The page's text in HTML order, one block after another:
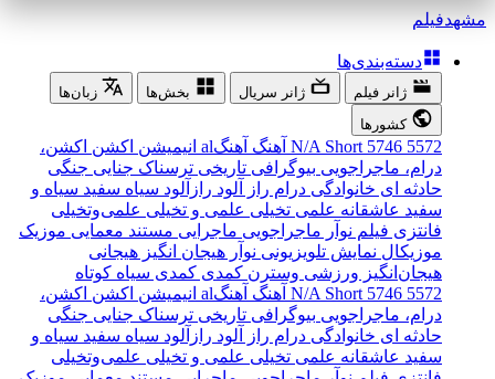
مشهدفیلم
دسته‌بندی‌ها
ژانر فیلم ژانر سریال بخش‌ها
زبان‌ها
کشورها
5572
5746
N/A Short آهنگ آهنگal انیمیشن اکشن اکشن،
درام، ماجراجویی بیوگرافی تاریخی ترسناک جنایی جنگی
حادثه ای خانوادگی درام راز آلود رازآلود سیاه سفید سیاه و
سفید عاشقانه علمی تخیلی علمی و تخیلی علمی‌و‌تخیلی
فانتزی فیلم نوآر ماجراجویی ماجرایی مستند معمایی موزیک
موزیکال نمایش تلویزیونی نوآر هیجان انگیز هیجانی
هیجان‌انگیز ورزشی وسترن کمدی کمدی سیاه کوتاه
5572
5746
N/A Short آهنگ آهنگal انیمیشن اکشن اکشن،
درام، ماجراجویی بیوگرافی تاریخی ترسناک جنایی جنگی
حادثه ای خانوادگی درام راز آلود رازآلود سیاه سفید سیاه و
سفید عاشقانه علمی تخیلی علمی و تخیلی علمی‌و‌تخیلی